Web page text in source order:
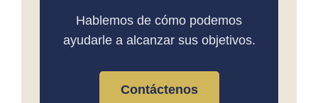
Hablemos de cómo podemos
ayudarle a alcanzar sus objetivos.
Contáctenos